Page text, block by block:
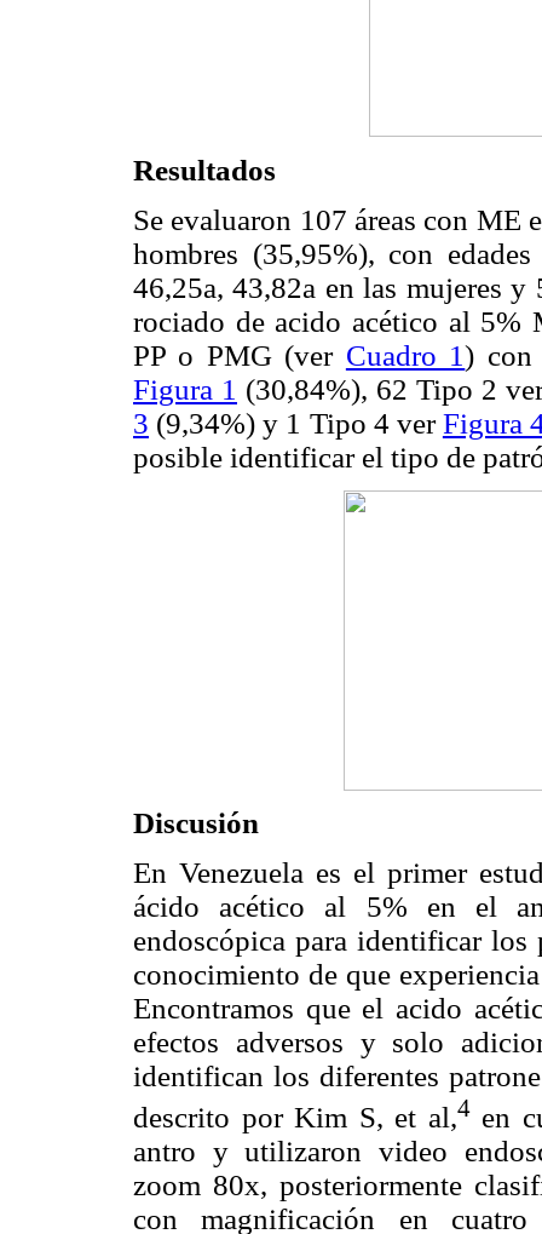
Resultados
Se evaluaron 107 áreas con ME
hombres (35,95%), con
46,25a, 43,82a en las mujeres
rociado de acido acético al 5%
PP o PMG (ver Cuadro 1) con
Figura 1 (30,84%), 62 Tipo 2
3 (9,34%) y 1 Tipo 4 verFigura
posible identificar el tipo de
Discusión
En Venezuela es el primer
ácido acético al 5% en el
endoscópica para identificar los
conocimiento de que
Encontramos que el acido
efectos adversos y solo
identifican los diferentes
descrito por Kim S, et al,4en
antro y utilizaron video
zoom 80x, posteriormente
con magnificación en